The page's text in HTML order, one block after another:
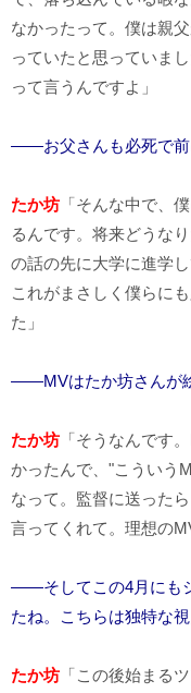
なかったって。僕は親
っていたと思っていま
って言うんですよ」
――お父さんも必死で前
たか坊 「そんな中で、
るんです。将来どうな
の話の先に大学に進学
これがまさしく僕らに
た」
――MVはたか坊さんが
たか坊 「そうなんです
かったんで、"こういう
なって。監督に送った
言ってくれて。理想の
――そしてこの4月にも
たね。こちらは独特な
たか坊 「この後始まる